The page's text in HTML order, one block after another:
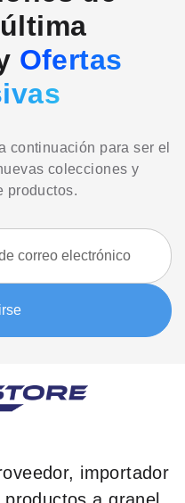
Ofertas
continuación para ser el
colecciones y
productos.
importador